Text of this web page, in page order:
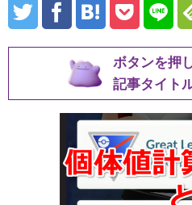
ボタンを押
記事タイト